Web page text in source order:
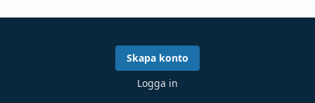
Skapa konto
Logga in